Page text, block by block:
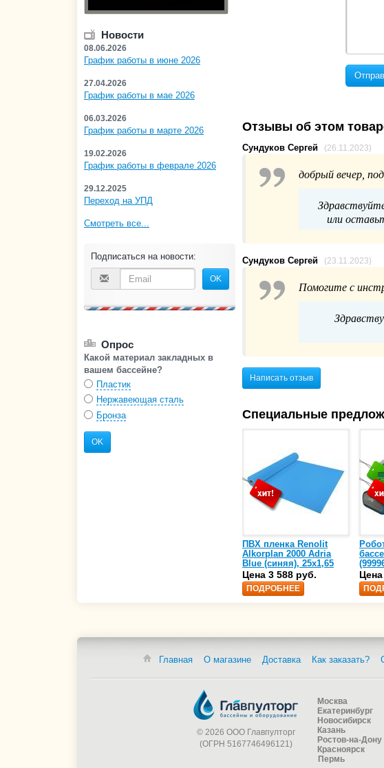
Новости
08.06.2026
График работы в июне 2026
27.04.2026
График работы в мае 2026
06.03.2026
График работы в марте 2026
19.02.2026
График работы в феврале 2026
29.12.2025
Переход на УПД
Смотреть все...
Подписаться на новости:
OK
Опрос
Какой материал закладных в
вашем бассейне?
Пластик
Нержавеющая сталь
Бронза
OK
Отзывы об этом
Сундуков Сергей (26.11.2023)
добрый вечер,
или
Сундуков Сергей (23.11.2023)
Помогите с
Написать отзыв
Специальные
ПВХ пленка Renolit
Alkorplan 2000 Adria
Blue (синяя), 25х1,65
(35216203)
Цена 3 588 руб.
ПОДРОБНЕЕ
Главная О магазине Доставка Как заказать?
© 2026 ООО Главпулторг
(ОГРН 5167746496121)
Москва
Екатеринбург
Новосибирск
Казань
Ростов-на-Дону
Красноярск
Пермь